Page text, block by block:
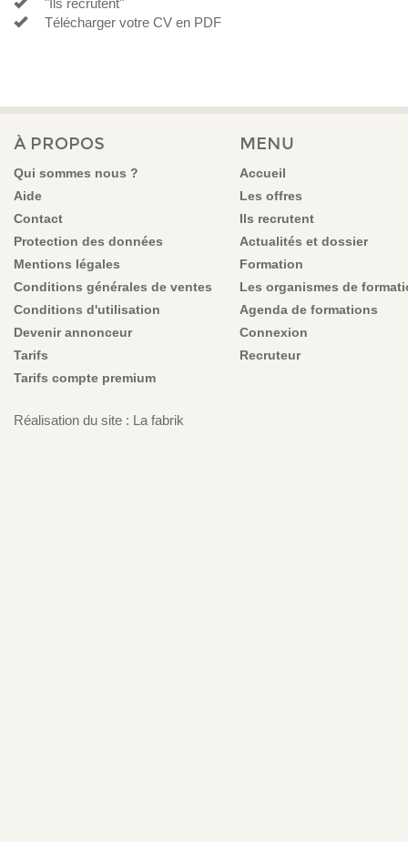
"Ils recrutent"
Télécharger votre CV en PDF
À PROPOS
Qui sommes nous ?
Aide
Contact
Protection des données
Mentions légales
Conditions générales de ventes
Conditions d'utilisation
Devenir annonceur
Tarifs
Tarifs compte premium
MENU
Accueil
Les offres
Ils recrutent
Actualités et dossier
Formation
Les organismes de
Agenda de formations
Connexion
Recruteur
Réalisation du site : La fabrik